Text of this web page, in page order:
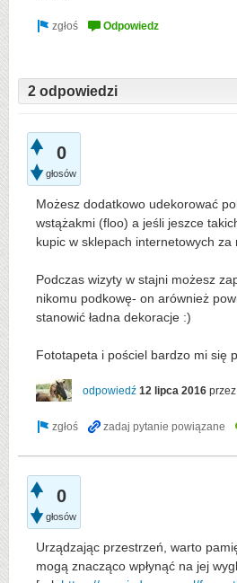
2 odpowiedzi
0
głosów
Możesz dodatkowo udekorować
wstążakmi (floo) a jeśli jeszce
kupic w sklepach internetowych za
Podczas wizyty w stajni możesz
nikomu podkowę- on arównież
stanowić ładna dekoracje :)
Fototapeta i pościel bardzo mi się
odpowiedź 12 lipca 2016
0
głosów
Urządzając przestrzeń, warto
mogą znacząco wpłynąć na jej